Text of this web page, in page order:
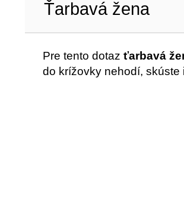
Ťarbavá žena
Pre tento dotaz ťarbavá
do krížovky nehodí,